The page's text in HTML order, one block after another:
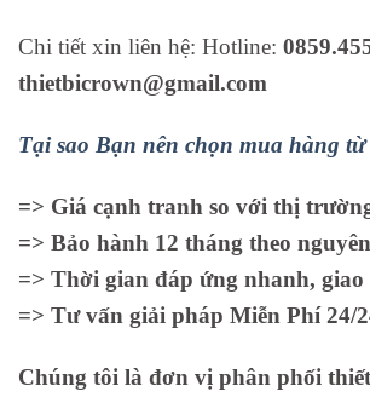
Chi tiết xin liên hệ: Hotline:
thietbicrown@gmail.com
Tại sao Bạn nên chọn mua hàng
=> Giá cạnh tranh so với thị
=> Bảo hành 12 tháng theo
=> Thời gian đáp ứng nhanh,
=> Tư vấn giải pháp Miễn Phí 24/
Chúng tôi là đơn vị phân phối